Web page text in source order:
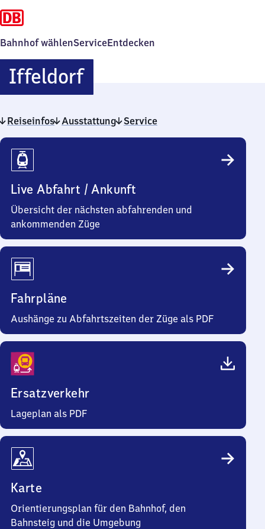
Bahnhof wählenServiceEntdecken
IffeldorfIffeldorf
Reiseinfos Ausstattung Service
Reiseinfos
Live Abfahrt / Ankunft
Übersicht der nächsten abfahrenden und
ankommenden Züge
Fahrpläne
Aushänge zu Abfahrtszeiten der Züge als PDF
Ersatzverkehr
Lageplan als PDF
Karte
Orientierungsplan für den Bahnhof, den
Bahnsteig und die Umgebung